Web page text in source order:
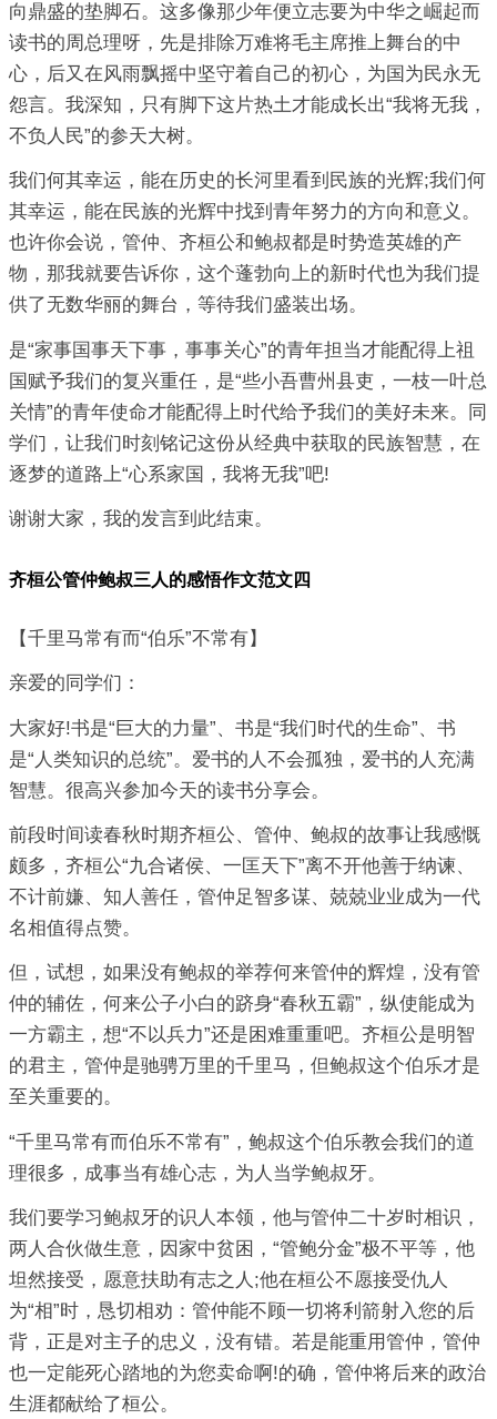
向鼎盛的垫脚石。这多像那少年便立志要为中华之崛起而
读书的周总理呀，先是排除万难将毛主席推上舞台的中
心，后又在风雨飘摇中坚守着自己的初心，为国为民永无
怨言。我深知，只有脚下这片热土才能成长出“我将无我，
不负人民”的参天大树。
我们何其幸运，能在历史的长河里看到民族的光辉;我们何
其幸运，能在民族的光辉中找到青年努力的方向和意义。
也许你会说，管仲、齐桓公和鲍叔都是时势造英雄的产
物，那我就要告诉你，这个蓬勃向上的新时代也为我们提
供了无数华丽的舞台，等待我们盛装出场。
是“家事国事天下事，事事关心”的青年担当才能配得上祖
国赋予我们的复兴重任，是“些小吾曹州县吏，一枝一叶总
关情”的青年使命才能配得上时代给予我们的美好未来。同
学们，让我们时刻铭记这份从经典中获取的民族智慧，在
逐梦的道路上“心系家国，我将无我”吧!
谢谢大家，我的发言到此结束。
齐桓公管仲鲍叔三人的感悟作文范文四
【千里马常有而“伯乐”不常有】
亲爱的同学们：
大家好!书是“巨大的力量”、书是“我们时代的生命”、书
是“人类知识的总统”。爱书的人不会孤独，爱书的人充满
智慧。很高兴参加今天的读书分享会。
前段时间读春秋时期齐桓公、管仲、鲍叔的故事让我感慨
颇多，齐桓公“九合诸侯、一匡天下”离不开他善于纳谏、
不计前嫌、知人善任，管仲足智多谋、兢兢业业成为一代
名相值得点赞。
但，试想，如果没有鲍叔的举荐何来管仲的辉煌，没有管
仲的辅佐，何来公子小白的跻身“春秋五霸”，纵使能成为
一方霸主，想“不以兵力”还是困难重重吧。齐桓公是明智
的君主，管仲是驰骋万里的千里马，但鲍叔这个伯乐才是
至关重要的。
“千里马常有而伯乐不常有”，鲍叔这个伯乐教会我们的道
理很多，成事当有雄心志，为人当学鲍叔牙。
我们要学习鲍叔牙的识人本领，他与管仲二十岁时相识，
两人合伙做生意，因家中贫困，“管鲍分金”极不平等，他
坦然接受，愿意扶助有志之人;他在桓公不愿接受仇人
为“相”时，恳切相劝：管仲能不顾一切将利箭射入您的后
背，正是对主子的忠义，没有错。若是能重用管仲，管仲
也一定能死心踏地的为您卖命啊!的确，管仲将后来的政治
生涯都献给了桓公。